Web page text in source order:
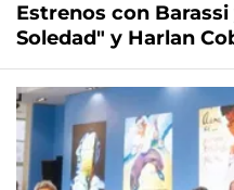
Estrenos con
Soledad" y Harlan